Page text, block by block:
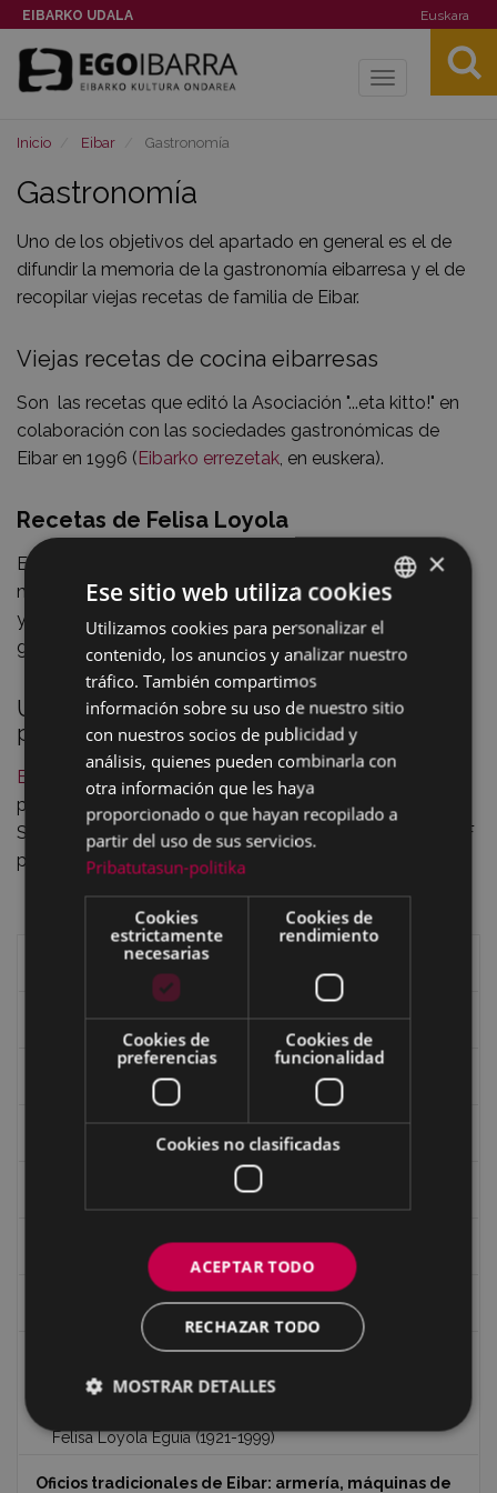
EIBARKO UDALA Euskara
Toggle
Inicio Eibar Gastronomía
Gastronomía
Uno de los objetivos del apartado en general es el de
difundir la memoria de la gastronomía eibarresa y el de
recopilar viejas recetas de familia de Eibar.
Viejas recetas de cocina eibarresas
Son las recetas que editó la Asociación "...eta kitto!" en
colaboración con las sociedades gastronómicas de
Eibar en 1996 (Eibarko errezetak, en euskera).
Recetas de Felisa Loyola
En este apartado incluimos las recetas de la cocinera y
maestraFelisa Loyola(Goi-Argi) por su interés histórico
y gastronómico. Las recetas están divididas en dos
grupos:
recetas tradicionales y recetas.
Un viejo libro de recetas o “Manual”
publicado en Eibar.
El Manual del arte de cocina
es un viejo libro de recetas
publicado en Eibar en el año 1921 en la imprenta de
Saturnino Diego. Ofrecemos dicho libro en formato PDF
por su valor gastronómico e histórico.
Historia de Eibar
Caseríos y valles
Los mojones o ‘mugarris’ de Eibar
Edificios de Eibar en 360º
Edificios y monumentos
Felisa Loyola Eguia (1921-1999)
Oficios tradicionales de Eibar: armería, máquinas de
BASQUE
SPANISH
×
Ese sitio web utiliza cookies
Utilizamos cookies para personalizar el
contenido, los anuncios y analizar nuestro
tráfico. También compartimos
información sobre su uso de nuestro sitio
con nuestros socios de publicidad y
análisis, quienes pueden combinarla con
otra información que les haya
proporcionado o que hayan recopilado a
partir del uso de sus servicios.
Pribatutasun-politika
Cookies
estrictamente
necesarias
Cookies de
rendimiento
Cookies de
preferencias
Cookies de
funcionalidad
Cookies no clasificadas
ACEPTAR TODO
RECHAZAR TODO
MOSTRAR DETALLES